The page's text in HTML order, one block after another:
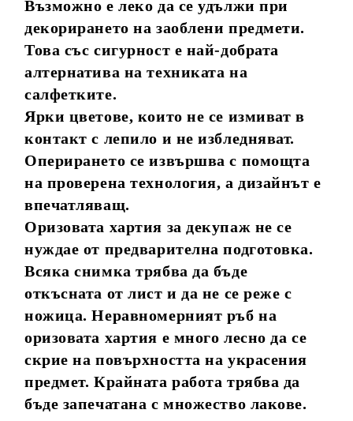
Възможно е леко да се удължи при
декорирането на заоблени предмети.
Това със сигурност е най-добрата
алтернатива на техниката на
салфетките.
Ярки цветове, които не се измиват в
контакт с лепило и не избледняват.
Оперирането се извършва с помощта
на проверена технология, а дизайнът е
впечатляващ.
Оризовата хартия за декупаж не се
нуждае от предварителна подготовка.
Всяка снимка трябва да бъде
откъсната от лист и да не се реже с
ножица. Неравномерният ръб на
оризовата хартия е много лесно да се
скрие на повърхността на украсения
предмет. Крайната работа трябва да
бъде запечатана с множество лакове.